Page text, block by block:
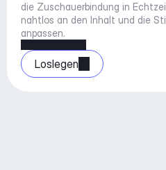
die Zuschauerbindung in
nahtlos an den Inhalt und die
anpassen.
Loslegen